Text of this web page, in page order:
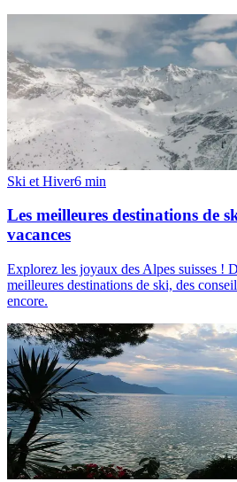
Ski et Hiver6 min
Les meilleures destinations de
vacances
Explorez les joyaux des Alpes suisses !
meilleures destinations de ski, des
encore.